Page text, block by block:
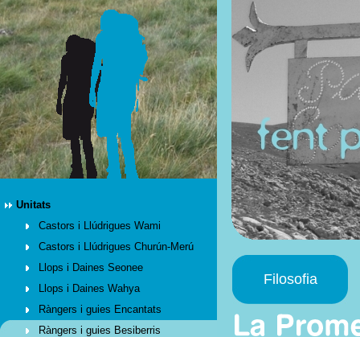
Unitats
Castors i Llúdrigues Wami
Castors i Llúdrigues Churún-Merú
Llops i Daines Seonee
Llops i Daines Wahya
Ràngers i guies Encantats
Ràngers i guies Besiberris
Filosofia